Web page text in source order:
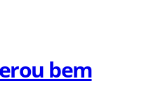
bem